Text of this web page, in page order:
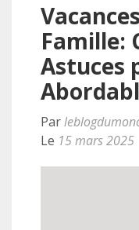
Famille:
Astuces
Par
Le 15 mars 2025